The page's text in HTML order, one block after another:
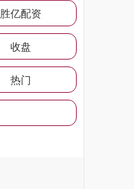
胜亿配资
收盘
热门